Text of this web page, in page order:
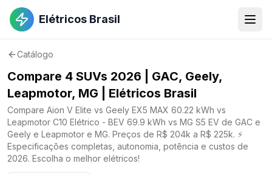
Elétricos Brasil
Catálogo
Compare 4 SUVs 2026 | GAC, Geely,
Leapmotor, MG | Elétricos Brasil
Compare Aion V Elite vs Geely EX5 MAX 60.22 kWh vs
Leapmotor C10 Elétrico - BEV 69.9 kWh vs MG S5 EV de GAC e
Geely e Leapmotor e MG. Preços de R$ 204k a R$ 225k. ⚡
Especificações completas, autonomia, potência e custos de
2026. Escolha o melhor elétricos!